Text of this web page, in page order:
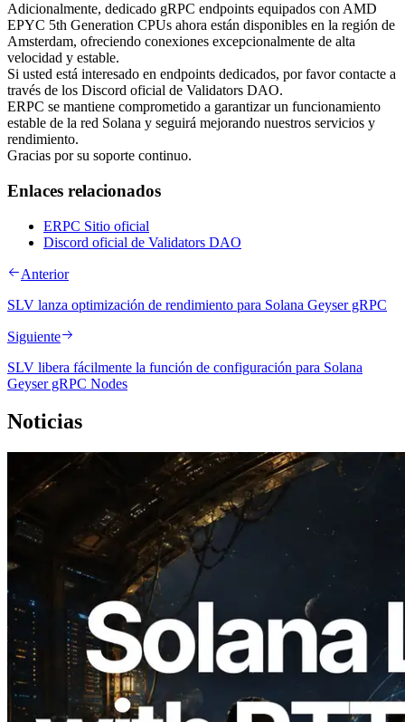
Adicionalmente, dedicado gRPC endpoints equipados con AMD
EPYC 5th Generation CPUs ahora están disponibles en la región de
Amsterdam, ofreciendo conexiones excepcionalmente de alta
velocidad y estable.
Si usted está interesado en endpoints dedicados, por favor contacte a
través de los Discord oficial de Validators DAO.
ERPC se mantiene comprometido a garantizar un funcionamiento
estable de la red Solana y seguirá mejorando nuestros servicios y
rendimiento.
Gracias por su soporte continuo.
Enlaces relacionados
ERPC Sitio oficial
Discord oficial de Validators DAO
Anterior
SLV lanza optimización de rendimiento para Solana Geyser gRPC
Siguiente
SLV libera fácilmente la función de configuración para Solana
Geyser gRPC Nodes
Noticias
2026.08.05
ERPC amplía la Leader Slot API de